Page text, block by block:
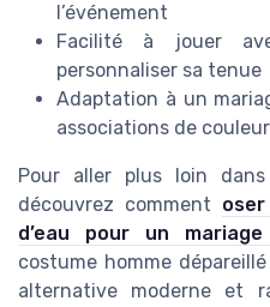
l’événement
Facilité à jouer
personnaliser sa tenue
Adaptation à un
associations de
Pour aller plus loin dans
découvrez comment
d’eau pour un
costume homme
alternative moderne et